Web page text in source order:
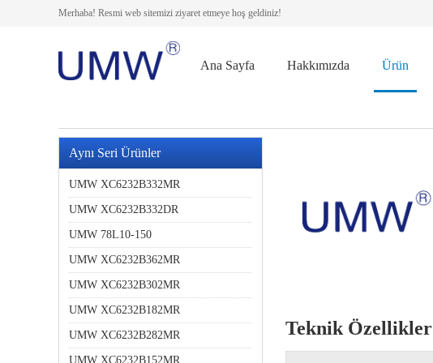
Merhaba! Resmi web sitemizi ziyaret etmeye hoş geldiniz!
Ana Sayfa Hakkımızda Ürün
Aynı Seri Ürünler
UMW XC6232B332MR
UMW XC6232B332DR
UMW 78L10-150
UMW XC6232B362MR
UMW XC6232B302MR
UMW XC6232B182MR
UMW XC6232B282MR
UMW XC6232B152MR
Teknik Özellikler